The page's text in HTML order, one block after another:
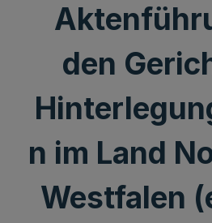
den
n im Land
Westfalen